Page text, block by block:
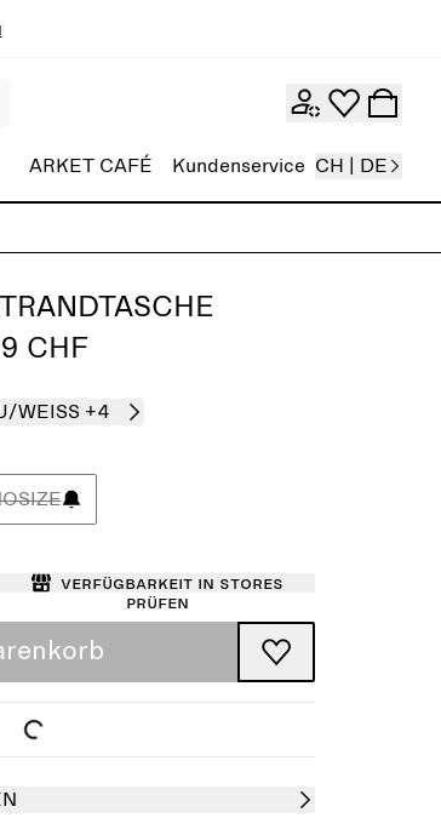
ARKET CAFÉ Kundenservice CH | DE
CHF
WEISS +4
Verfügbarkeit in Stores
prüfen